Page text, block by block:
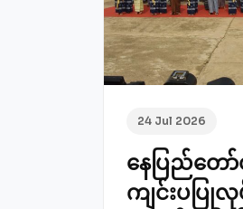
24 Jul 2026
နေပြည်တေ
ကျင်းပပြုလု